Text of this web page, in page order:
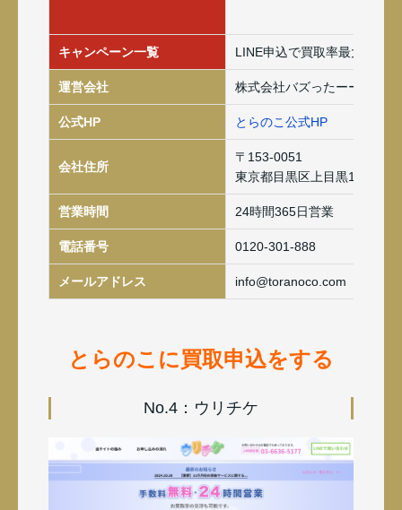
キャンペーン一覧 LINE申込で買取率最大2％ア
運営会社 株式会社バズったーーー
公式HP とらのこ公式HP
会社住所
〒153-0051
東京都目黒区上目黒1-18-11
営業時間 24時間365日営業
電話番号 0120-301-888
メールアドレス info@toranoco.com
とらのこに買取申込をする
No.4：ウリチケ